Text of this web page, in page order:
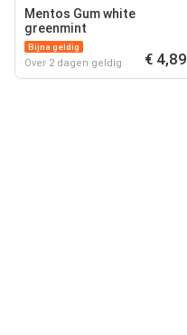
Mentos Gum white
greenmint
Bijna geldig
Over 2 dagen geldig € 4,89